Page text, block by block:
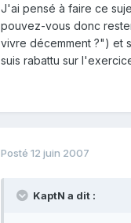
J'ai pensé à faire ce
pouvez-vous donc
vivre décemment ?") et
suis rabattu sur
Posté 12 juin 2007
KaptN a dit :